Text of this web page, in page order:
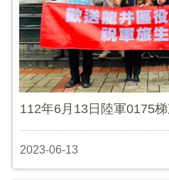
112年6月13日陸軍0175
2023-06-13